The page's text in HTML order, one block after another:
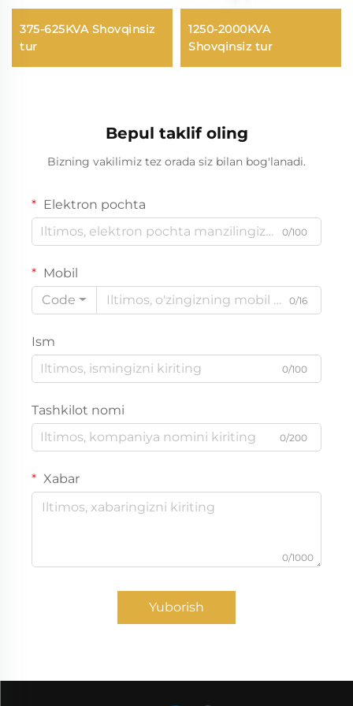
375-625KVA Shovqinsiz
tur
1250-2000KVA
Shovqinsiz tur
Bepul taklif oling
Bizning vakilimiz tez orada siz bilan bog'lanadi.
Elektron pochta
0/100
Mobil
Code
0/16
Ism
0/100
Tashkilot nomi
0/200
Xabar
0/1000
Yuborish